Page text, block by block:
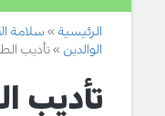
الرئيسية سلامة
الوالدين
تأديب
تأديب